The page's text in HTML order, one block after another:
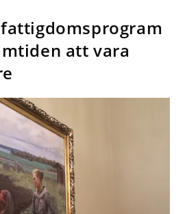
att vara